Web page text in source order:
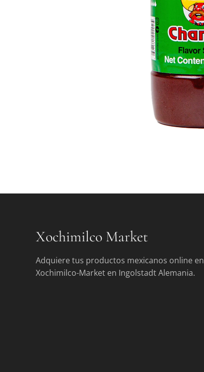
Xochimilco Market
Adquiere tus productos mexicanos online en
Xochimilco-Market en Ingolstadt Alemania.